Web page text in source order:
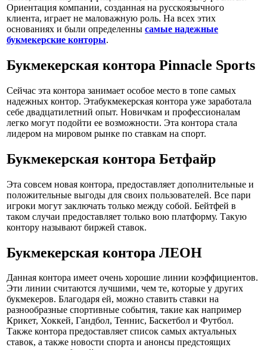
Ориентация компании, созданная на русскоязычного
клиента, играет не маловажную роль. На всех этих
основаниях и были определенны самые надежные
букмекерские конторы.
Букмекерская контора Pinnacle Sports
Сейчас эта контора занимает особое место в топе самых
надежных контор. Этабукмекерская контора уже заработала
себе двадцатилетний опыт. Новичкам и профессионалам
легко могут подойти ее возможности. Эта контора стала
лидером на мировом рынке по ставкам на спорт.
Букмекерская контора Бетфайр
Эта совсем новая контора, предоставляет дополнительные и
положительные выгоды для своих пользователей. Все пари
игроки могут заключать только между собой. Бейтфей в
таком случаи предоставляет только вою платформу. Такую
контору называют биржей ставок.
Букмекерская контора ЛЕОН
Данная контора имеет очень хорошие линии коэффициентов.
Эти линии считаются лучшими, чем те, которые у других
букмекеров. Благодаря ей, можно ставить ставки на
разнообразные спортивные события, такие как например
Крикет, Хоккей, Гандбол, Теннис, Баскетбол и Футбол.
Также контора предоставляет список самых актуальных
ставок, а также новости спорта и анонсы предстоящих